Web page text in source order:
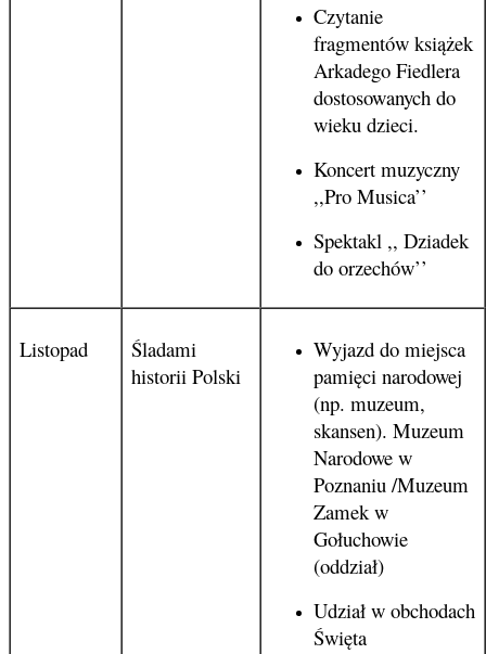
Czytanie
fragmentów książek
Arkadego Fiedlera
dostosowanych do
wieku dzieci.
Koncert muzyczny
,,Pro Musica’’
Spektakl ,, Dziadek
do orzechów’’
Listopad
Śladami
historii Polski
Wyjazd do miejsca
pamięci narodowej
(np. muzeum,
skansen). Muzeum
Narodowe w
Poznaniu /Muzeum
Zamek w
Gołuchowie
(oddział)
Udział w obchodach
Święta